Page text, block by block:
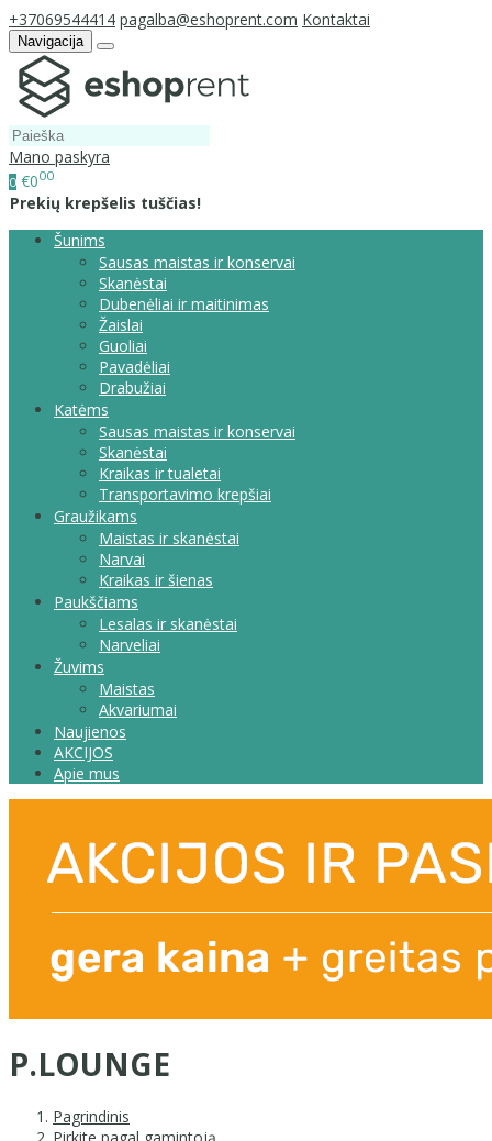
+37069544414 pagalba@eshoprent.com Kontaktai
Navigacija
Mano paskyra
0 €000
Prekių krepšelis tuščias!
Šunims
Sausas maistas ir konservai
Skanėstai
Dubenėliai ir maitinimas
Žaislai
Guoliai
Pavadėliai
Drabužiai
Katėms
Sausas maistas ir konservai
Skanėstai
Kraikas ir tualetai
Transportavimo krepšiai
Graužikams
Maistas ir skanėstai
Narvai
Kraikas ir šienas
Paukščiams
Lesalas ir skanėstai
Narveliai
Žuvims
Maistas
Akvariumai
Naujienos
AKCIJOS
Apie mus
P.LOUNGE
Pagrindinis